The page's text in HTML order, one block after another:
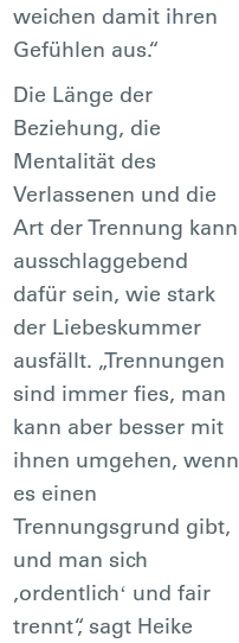
weichen damit ihren
Gefühlen aus.“
Die Länge der
Beziehung, die
Mentalität des
Verlassenen und die
Art der Trennung kann
ausschlaggebend
dafür sein, wie stark
der Liebeskummer
ausfällt. „Trennungen
sind immer fies, man
kann aber besser mit
ihnen umgehen, wenn
es einen
Trennungsgrund gibt,
und man sich
,ordentlichʻ und fair
trennt“, sagt Heike